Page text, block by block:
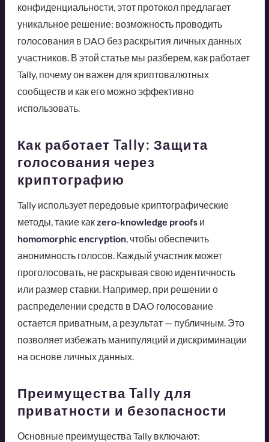
конфиденциальности, этот протокол предлагает
уникальное решение: возможность проводить
голосования в DAO без раскрытия личных данных
участников. В этой статье мы разберем, как работает
Tally, почему он важен для криптовалютных
сообществ и как его можно эффективно
использовать.
Как работает Tally: Защита
голосования через
криптографию
Tally использует передовые криптографические
методы, такие какzero-knowledge proofsи
homomorphic encryption, чтобы обеспечить
анонимность голосов. Каждый участник может
проголосовать, не раскрывая свою идентичность
или размер ставки. Например, при решении о
распределении средств в DAO голосование
остается приватным, а результат — публичным. Это
позволяет избежать манипуляций и дискриминации
на основе личных данных.
Преимущества Tally для
приватности и безопасности
Основные преимущества Tally включают: